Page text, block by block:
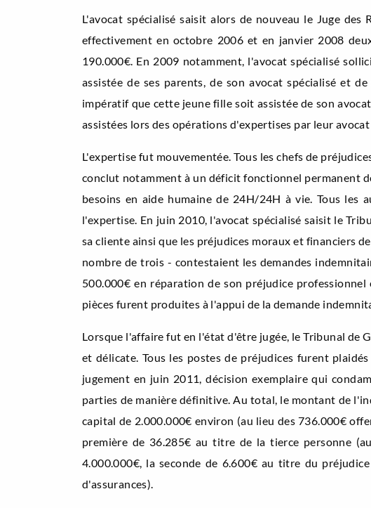
L'avocat spécialisé saisit alors de nouveau le Juge
effectivement en octobre 2006 et en janvier 2008
190.000€. En 2009 notamment, l'avocat spécialisé
assistée de ses parents, de son avocat spécialisé et
impératif que cette jeune fille soit assistée de son
assistées lors des opérations d'expertises par leur
L'expertise fut mouvementée. Tous les chefs de
conclut notamment à un déficit fonctionnel permanent
besoins en aide humaine de 24H/24H à vie. Tous les
l'expertise. En juin 2010, l'avocat spécialisé saisit le
sa cliente ainsi que les préjudices moraux et financiers
nombre de trois - contestaient les demandes
500.000€ en réparation de son préjudice
pièces furent produites à l'appui de la demande
Lorsque l'affaire fut en l'état d'être jugée, le Tribunal de
et délicate. Tous les postes de préjudices furent
jugement en juin 2011, décision exemplaire qui
parties de manière définitive. Au total, le montant de
capital de 2.000.000€ environ (au lieu des 736.000€
première de 36.285€ au titre de la tierce personne
4.000.000€, la seconde de 6.600€ au titre du
d'assurances).